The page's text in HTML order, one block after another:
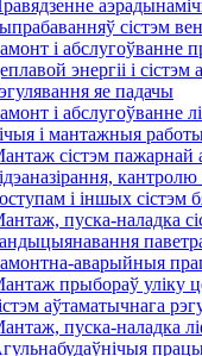
сістэм
і абслугоўванне
энергіі і сістэм
яе падачы
і абслугоўванне
і мантажныя
сістэм пажарнай
кантролю
і іншых сістэм
пуска-наладка
аварыйныя
прыбораў уліку
аўтаматычнага
пуска-наладка